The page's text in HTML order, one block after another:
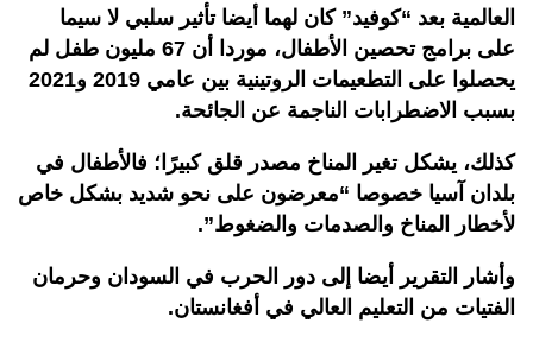
العالمية بعد “كوفيد” كان لهما أيضا تأثير سلبي لا سيما
على برامج تحصين الأطفال، موردا أن 67 مليون طفل لم
يحصلوا على التطعيمات الروتينية بين عامي 2019 و2021
بسبب الاضطرابات الناجمة عن الجائحة.
كذلك، يشكل تغير المناخ مصدر قلق كبيرًا؛ فالأطفال في
بلدان آسيا خصوصا “معرضون على نحو شديد بشكل خاص
لأخطار المناخ والصدمات والضغوط”.
وأشار التقرير أيضا إلى دور الحرب في السودان وحرمان
الفتيات من التعليم العالي في أفغانستان.